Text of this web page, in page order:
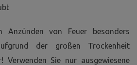
Anzünden von Feuer besonders
der großen Trockenheit
Verwenden Sie nur ausgewiesene